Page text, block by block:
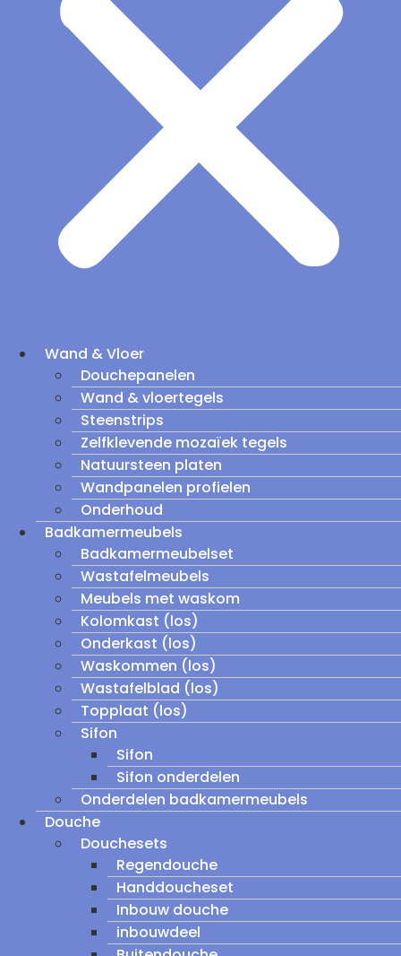
Wand & Vloer
Douchepanelen
Wand & vloertegels
Steenstrips
Zelfklevende mozaïek tegels
Natuursteen platen
Wandpanelen profielen
Onderhoud
Badkamermeubels
Badkamermeubelset
Wastafelmeubels
Meubels met waskom
Kolomkast (los)
Onderkast (los)
Waskommen (los)
Wastafelblad (los)
Topplaat (los)
Sifon
Sifon
Sifon onderdelen
Onderdelen badkamermeubels
Douche
Douchesets
Regendouche
Handdoucheset
Inbouw douche
inbouwdeel